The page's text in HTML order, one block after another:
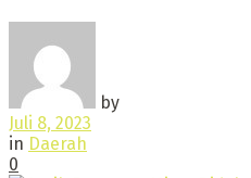
by
Juli 8, 2023
in Daerah
0